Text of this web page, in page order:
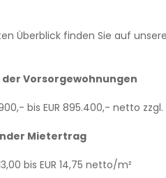
Überblick finden Sie auf unsere
Vorsorgewohnungen
bis EUR 895.400,- netto zzgl.
Mietertrag
bis EUR 14,75 netto/m²